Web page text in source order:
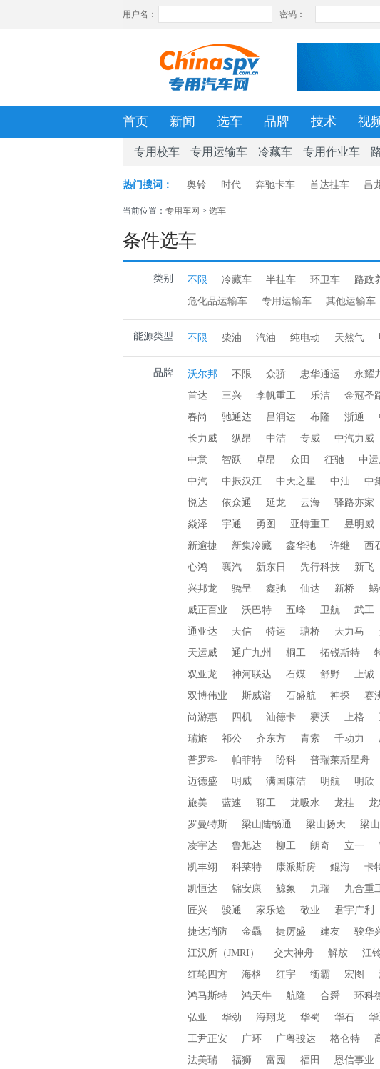
首页 新闻 选车 品牌 技术 视
专用校车 专用运输车 冷藏车 专用作业车
热门搜词： 奥铃 时代 奔驰卡车 首达挂车 昌
当前位置： 专用车网 > 选车
条件选车
类别 不限 冷藏车 半挂车 环卫车 路政
危化品运输车
专用运输车 其他运输车
能源类型 不限 柴油 汽油 纯电动 天然气
品牌 沃尔邦 不限 众骄 忠华通运 永耀
首达
三兴 李帆重工 乐洁 金冠圣
春尚
驰通达 昌润达 布隆 浙通
长力威
纵昂 中洁 专威 中汽力威
中意
智跃 卓昂 众田 征驰 中
中汽
中振汉江 中天之星 中油 中
悦达
依众通 延龙 云海 驿路亦家
焱泽
宇通 勇图 亚特重工 昱明威
新逾捷
新集冷藏 鑫华驰 许继 西
心鸿
襄汽 新东日 先行科技 新飞
兴邦龙
骁呈 鑫驰 仙达 新桥
威正百业
沃巴特 五峰 卫航 武工
通亚达
天信 特运 瑭桥 天力马
天运威
通广九州 桐工 拓锐斯特
双亚龙
神河联达 石煤 舒野 上诚
双博伟业
斯威谱 石盛航 神探 赛
尚游惠
四机 汕德卡 赛沃 上格
瑞旅
祁公 齐东方 青索 千动力
普罗科
帕菲特 盼科 普瑞莱斯星舟
迈德盛
明威 满国康洁 明航 明欣
旅美
蓝速 聊工 龙吸水 龙挂
罗曼特斯
梁山陆畅通 梁山扬天 梁
凌宇达
鲁旭达 柳工 朗奇 立一
凯丰翊
科莱特 康派斯房 鲲海 卡
凯恒达
锦安康 鲸象 九瑞 九合重
匠兴
骏通 家乐途 敬业 君宇广利
捷达消防
金驫 捷厉盛 建友 骏华
江汉所（JMRI）
交大神舟 解放 江
红轮四方
海格 红宇 衡霸 宏图
鸿马斯特
鸿天牛 航隆 合舜 环科
弘亚
华劲 海翔龙 华蜀 华石
工尹正安
广环 广粤骏达 格仑特
法美瑞
福狮 富园 福田 恩信事业